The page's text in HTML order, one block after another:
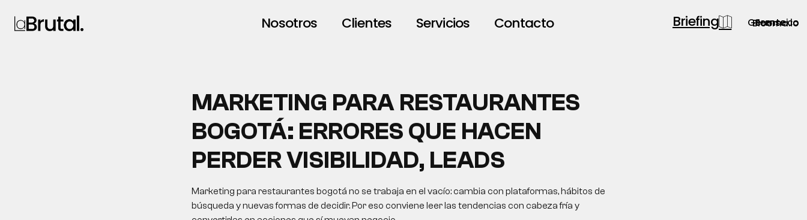
Nosotros Clientes Servicios Contacto Briefing Blooma.io
Semsei.io
Gerente.co
MARKETING PARA RESTAURANTES
BOGOTÁ: ERRORES QUE HACEN
PERDER VISIBILIDAD, LEADS
Marketing para restaurantes bogotá no se trabaja en el vacío: cambia con plataformas, hábitos de
búsqueda y nuevas formas de decidir. Por eso conviene leer las tendencias con cabeza fría y